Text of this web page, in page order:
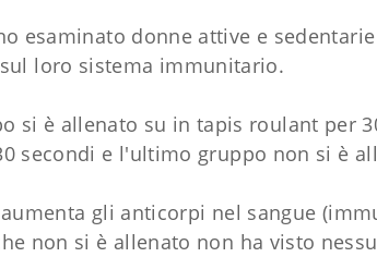
esaminato donne attive e
loro sistema immunitario.
si è allenato su in tapis roulant per
secondi e l'ultimo gruppo non si è
gli anticorpi nel sangue
non si è allenato non ha visto